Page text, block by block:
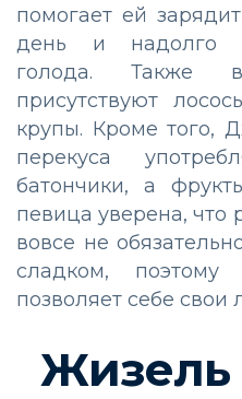
помогает ей
день и надолго
голода. Также
присутствуют
крупы. Кроме того,
перекуса
батончики, а
певица уверена, что
вовсе не
сладком,
позволяет себе
Жизель